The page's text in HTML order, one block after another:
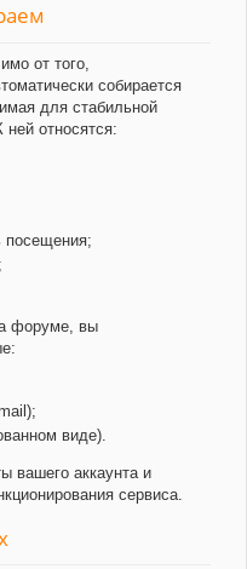
от того,
собирается
для стабильной
относятся:
посещения;
форуме, вы
виде).
вашего аккаунта и
сервиса.